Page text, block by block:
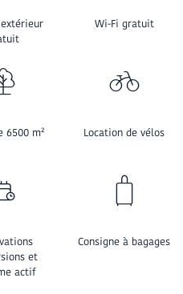
Wi-Fi gratuit
6500 m² Location de vélos
et
actif
Consigne à bagages